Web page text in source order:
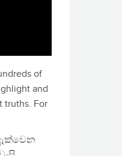
of
and
truths. For